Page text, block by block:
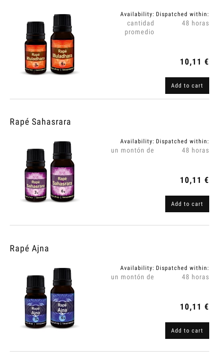
Availability:
cantidad
promedio
Dispatched within:
48 horas
10,11 €
Add to cart
Rapé Sahasrara
Availability:
un montón de
Dispatched within:
48 horas
10,11 €
Add to cart
Rapé Ajna
Availability:
un montón de
Dispatched within:
48 horas
10,11 €
Add to cart